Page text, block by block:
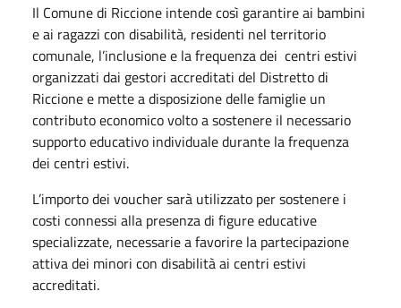
Il Comune di Riccione intende così garantire ai bambini
e ai ragazzi con disabilità, residenti nel territorio
comunale, l’inclusione e la frequenza dei centri estivi
organizzati dai gestori accreditati del Distretto di
Riccione e mette a disposizione delle famiglie un
contributo economico volto a sostenere il necessario
supporto educativo individuale durante la frequenza
dei centri estivi.
L’importo dei voucher sarà utilizzato per sostenere i
costi connessi alla presenza di figure educative
specializzate, necessarie a favorire la partecipazione
attiva dei minori con disabilità ai centri estivi
accreditati.